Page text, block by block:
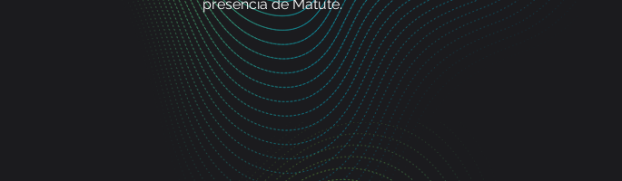
presencia de Matute.